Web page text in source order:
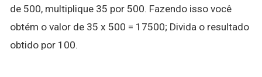
de 500, multiplique 35 por 500. Fazendo isso você
obtém o valor de 35 x 500 = 17500; Divida o resultado
obtido por 100.